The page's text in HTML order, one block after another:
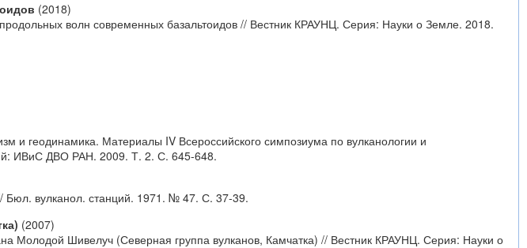
(2018)
волн современных базальтоидов // Вестник КРАУНЦ. Серия: Науки о Земле. 2018.
и геодинамика. Материалы IV Всероссийского симпозиума по вулканологии и
ИВиС ДВО РАН. 2009. Т. 2. С. 645-648.
вулканол. станций. 1971. № 47. С. 37-39.
(2007)
Молодой Шивелуч (Северная группа вулканов, Камчатка) // Вестник КРАУНЦ. Серия: Науки о